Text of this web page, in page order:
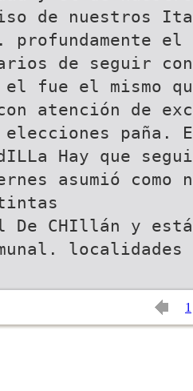
de nuestros
profundamente
de seguir
el fue el mismo
con atención de
elecciones paña.
Hay que
asumió como
De CHIllán y
localidades
1